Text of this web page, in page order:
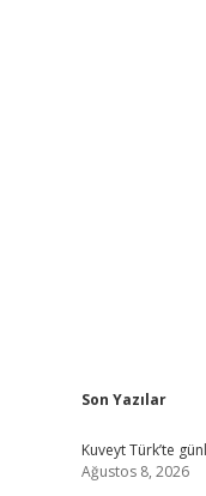
Son Yazılar
Kuveyt Türk’te
Ağustos 8, 2026